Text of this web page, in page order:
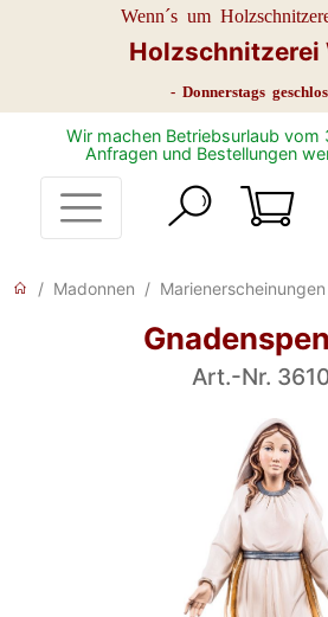
Wenn´s um
Holzschnitzerei
- Donnerstags
Wir machen Betriebsurlaub vom
Anfragen und Bestellungen
Madonnen Marienerscheinungen
Art.-Nr.